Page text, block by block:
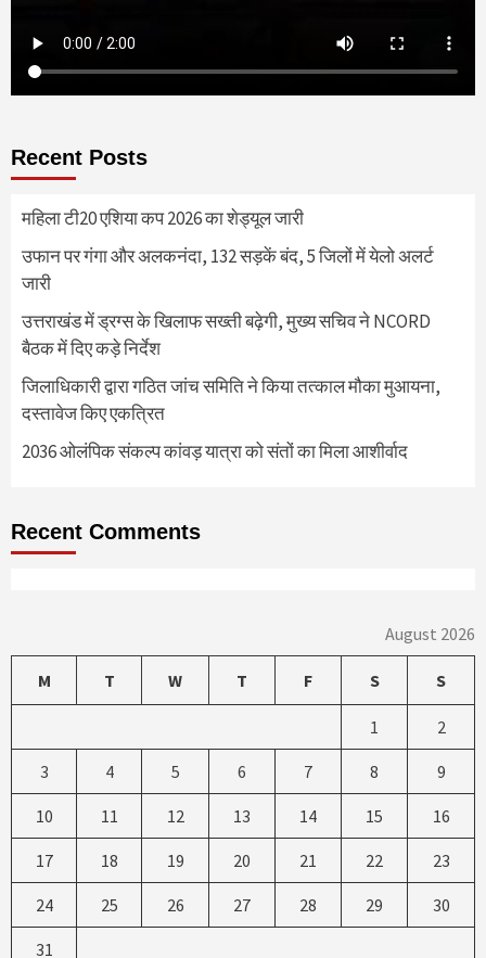
Recent Posts
महिला टी20 एशिया कप 2026 का शेड्यूल जारी
उफान पर गंगा और अलकनंदा, 132 सड़कें बंद, 5 जिलों में येलो अलर्ट
जारी
उत्तराखंड में ड्रग्स के खिलाफ सख्ती बढ़ेगी, मुख्य सचिव ने NCORD
बैठक में दिए कड़े निर्देश
जिलाधिकारी द्वारा गठित जांच समिति ने किया तत्काल मौका मुआयना,
दस्तावेज किए एकत्रित
2036 ओलंपिक संकल्प कांवड़ यात्रा को संतों का मिला आशीर्वाद
Recent Comments
August 2026
M T W T F S S
1 2
3 4 5 6 7 8 9
10 11 12 13 14 15 16
17 18 19 20 21 22 23
24 25 26 27 28 29 30
31